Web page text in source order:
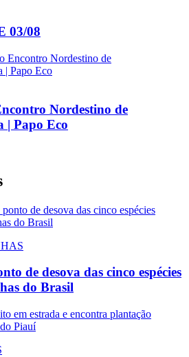
03/08
Nordestino de
| Papo Eco
de desova das cinco espécies
do Brasil